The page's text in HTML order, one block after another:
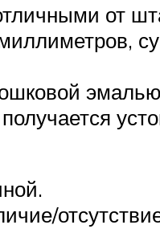
от
получается